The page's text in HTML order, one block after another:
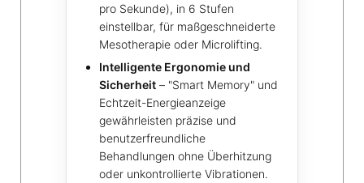
pro Sekunde), in 6 Stufen
einstellbar, für maßgeschneiderte
Mesotherapie oder Microlifting.
Intelligente Ergonomie und
Sicherheit – "Smart Memory" und
Echtzeit-Energieanzeige
gewährleisten präzise und
benutzerfreundliche
Behandlungen ohne Überhitzung
oder unkontrollierte Vibrationen.